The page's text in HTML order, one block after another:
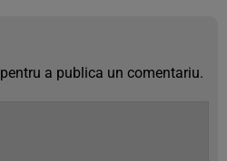
pentru a publica un comentariu.